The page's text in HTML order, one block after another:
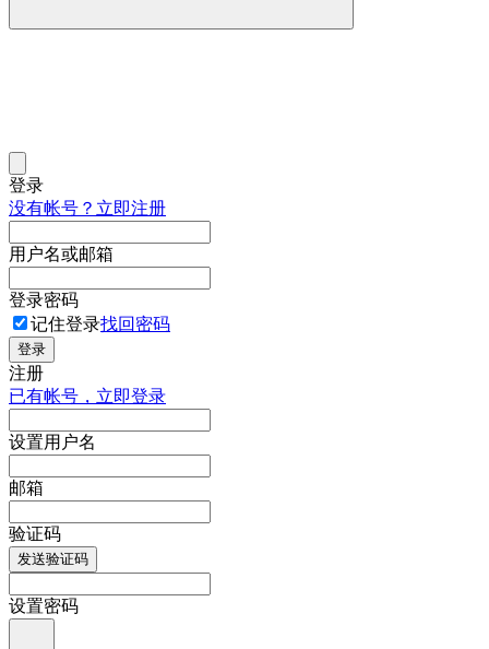
登录
没有帐号？立即注册
用户名或邮箱
登录密码
记住登录找回密码
登录
注册
已有帐号，立即登录
设置用户名
邮箱
验证码
发送验证码
设置密码